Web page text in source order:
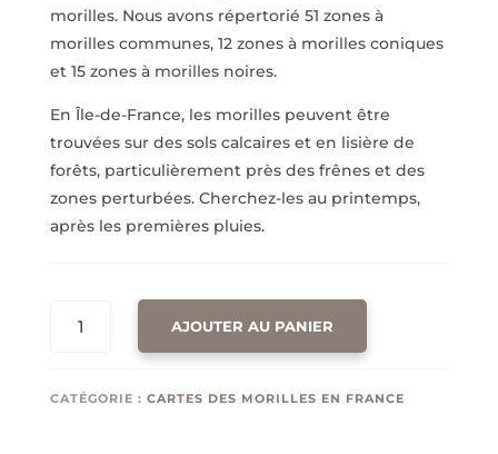
morilles. Nous avons répertorié 51 zones à
morilles communes, 12 zones à morilles coniques
et 15 zones à morilles noires.
En Île-de-France, les morilles peuvent être
trouvées sur des sols calcaires et en lisière de
forêts, particulièrement près des frênes et des
zones perturbées. Cherchez-les au printemps,
après les premières pluies.
MORILLE
AJOUTER AU PANIER
CATÉGORIE : CARTES DES MORILLES EN FRANCE